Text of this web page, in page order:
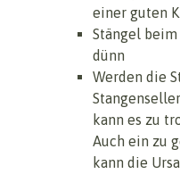
einer guten
Stängel
dünn
Werden die
kann es zu
Auch ein zu
kann die